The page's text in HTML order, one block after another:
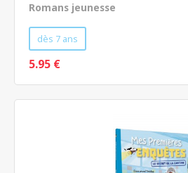
Romans jeunesse
dès 7 ans
5.95 €